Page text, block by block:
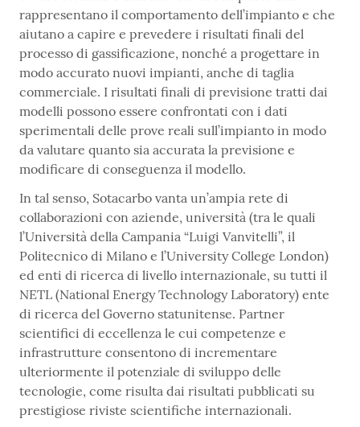
rappresentano il comportamento dell’impianto e che
aiutano a capire e prevedere i risultati finali del
processo di gassificazione, nonché a progettare in
modo accurato nuovi impianti, anche di taglia
commerciale. I risultati finali di previsione tratti dai
modelli possono essere confrontati con i dati
sperimentali delle prove reali sull’impianto in modo
da valutare quanto sia accurata la previsione e
modificare di conseguenza il modello.
In tal senso, Sotacarbo vanta un’ampia rete di
collaborazioni con aziende, università (tra le quali
l’Università della Campania “Luigi Vanvitelli”, il
Politecnico di Milano e l’University College London)
ed enti di ricerca di livello internazionale, su tutti il
NETL (National Energy Technology Laboratory) ente
di ricerca del Governo statunitense. Partner
scientifici di eccellenza le cui competenze e
infrastrutture consentono di incrementare
ulteriormente il potenziale di sviluppo delle
tecnologie, come risulta dai risultati pubblicati su
prestigiose riviste scientifiche internazionali.